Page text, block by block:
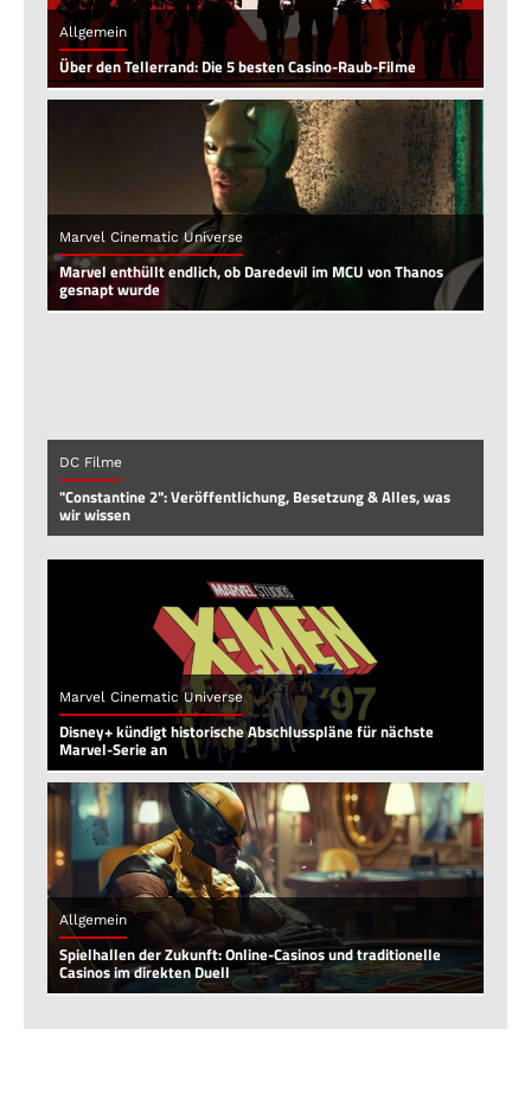
Allgemein
Über den Tellerrand: Die 5 besten Casino-Raub-Filme
Marvel Cinematic Universe
Marvel enthüllt endlich, ob Daredevil im MCU von Thanos
gesnapt wurde
DC Filme
"Constantine 2": Veröffentlichung, Besetzung & Alles, was
wir wissen
Marvel Cinematic Universe
Disney+ kündigt historische Abschlusspläne für nächste
Marvel-Serie an
Allgemein
Spielhallen der Zukunft: Online-Casinos und traditionelle
Casinos im direkten Duell